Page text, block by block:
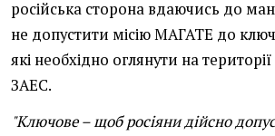
російська сторона вдаючись до
не допустити місію МАГАТЕ до
які необхідно оглянути на
ЗАЕС.
"Ключове – щоб росіяни дійсно